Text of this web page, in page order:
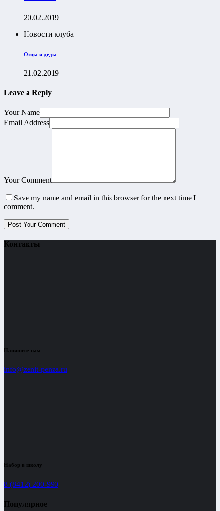
20.02.2019
Новости клуба
Отцы и деды
21.02.2019
Leave a Reply
Your Name
Email Address
Your Comment
Save my name and email in this browser for the next time I
comment.
Контакты
Напишите нам
info@zenit-penza.ru
Набор в школу
8 (8412) 200-990
Популярное